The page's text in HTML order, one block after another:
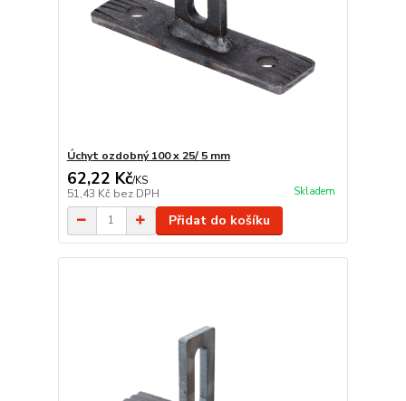
Úchyt ozdobný 100 x 25/ 5 mm
62,22 Kč/KS
51,43 Kč bez DPH Skladem
Přidat do košíku